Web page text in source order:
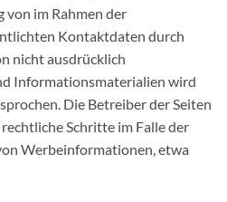
von im Rahmen der
Kontaktdaten durch
nicht ausdrücklich
Informationsmaterialien wird
Die Betreiber der Seiten
Schritte im Falle der
Werbeinformationen, etwa